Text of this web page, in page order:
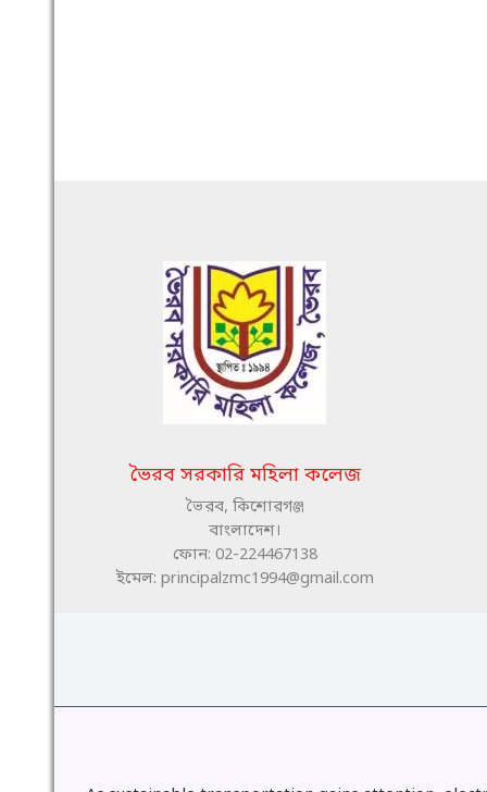
ভৈরব সরকারি মহিলা কলেজ
ভৈরব, কিশোরগঞ্জ
বাংলাদেশ।
ফোন: 02-224467138
ইমেল: principalzmc1994@gmail.com